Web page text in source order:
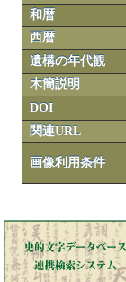
和暦
西暦
遺構の年代観
木簡説明
DOI
関連URL
画像利用条件